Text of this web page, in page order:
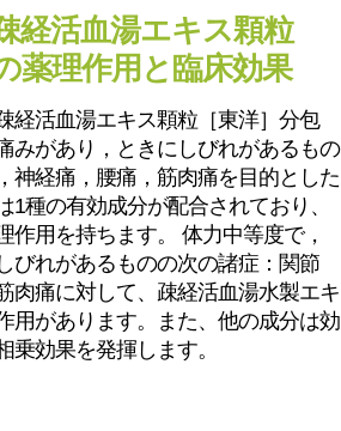
経活血湯エキス顆粒
薬理作用と臨床効果
経活血湯エキス顆粒［東洋］分包
みがあり，ときにしびれがあるもの
神経痛，腰痛，筋肉痛を目的とした
1種の有効成分が配合されており、
作用を持ちます。 体力中等度で，
びれがあるものの次の諸症：関節
肉痛に対して、疎経活血湯水製エキ
用があります。また、他の成分は効
効果を発揮します。